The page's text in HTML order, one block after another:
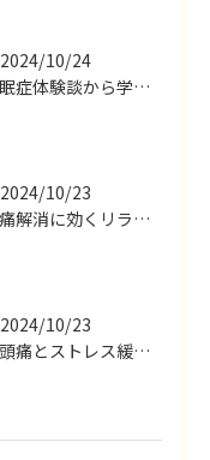
2024/10/24
不眠症体験談から学ぶ睡眠質向上法
2024/10/23
頭痛解消に効くリラク体験談
2024/10/23
偏頭痛とストレス緩和に効果的なリラクゼーション法